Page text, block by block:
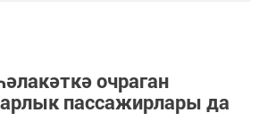
очраган
пассажирлары да